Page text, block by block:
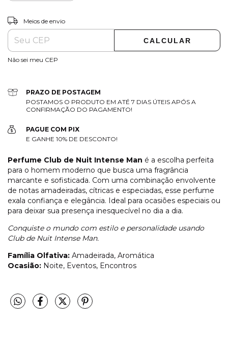
Entregas para o CEP:
Meios de envio
CALCULAR
Não sei meu CEP
PRAZO DE POSTAGEM
POSTAMOS O PRODUTO EM ATÉ 7 DIAS ÚTEIS APÓS A
CONFIRMAÇÃO DO PAGAMENTO!
PAGUE COM PIX
E GANHE 10% DE DESCONTO!
Perfume Club de Nuit Intense Man é a escolha perfeita
para o homem moderno que busca uma fragrância
marcante e sofisticada. Com uma combinação envolvente
de notas amadeiradas, cítricas e especiadas, esse perfume
exala confiança e elegância. Ideal para ocasiões especiais ou
para deixar sua presença inesquecível no dia a dia.
Conquiste o mundo com estilo e personalidade usando
Club de Nuit Intense Man.
Família Olfativa: Amadeirada, Aromática
Ocasião: Noite, Eventos, Encontros